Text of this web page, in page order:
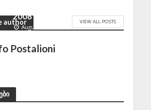
2008 წლის ომი
August 10, 2026
author VIEW ALL POSTS
Postalioni